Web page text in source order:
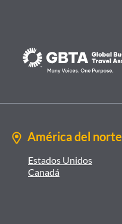
América del norte
Estados Unidos
Canadá